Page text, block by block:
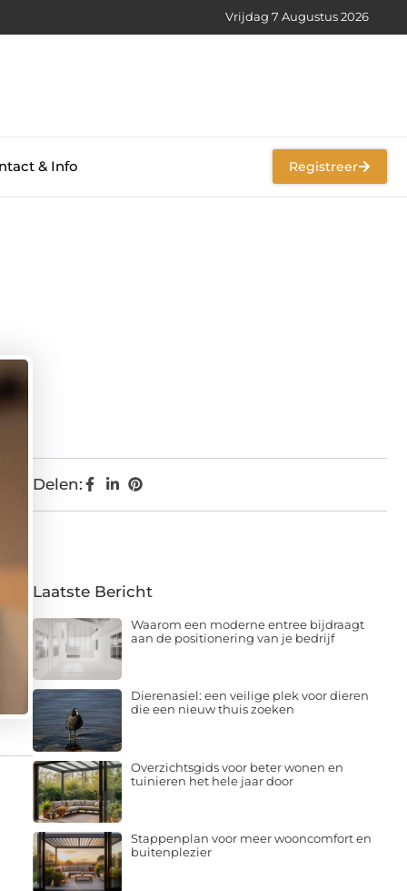
Vrijdag 7 Augustus 2026
& Info Registreer
Delen:
Laatste Bericht
Waarom een moderne entree bijdraagt
aan de positionering van je bedrijf
Dierenasiel: een veilige plek voor dieren
die een nieuw thuis zoeken
Overzichtsgids voor beter wonen en
tuinieren het hele jaar door
Stappenplan voor meer wooncomfort en
buitenplezier